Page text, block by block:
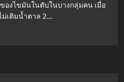
องไขมันในตับในบางกลุ่มคน เมื่อ
เติมน้ำตาล 2....